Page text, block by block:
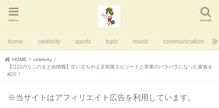
search
menu
home celebrity sports topic music communication
HOME
celebrity
【江口のりこのまとめ情報】生い立ちや上京前後エピソードと実家のバラバラになった家族を
紹介！
※当サイトはアフィリエイト広告を利用しています。